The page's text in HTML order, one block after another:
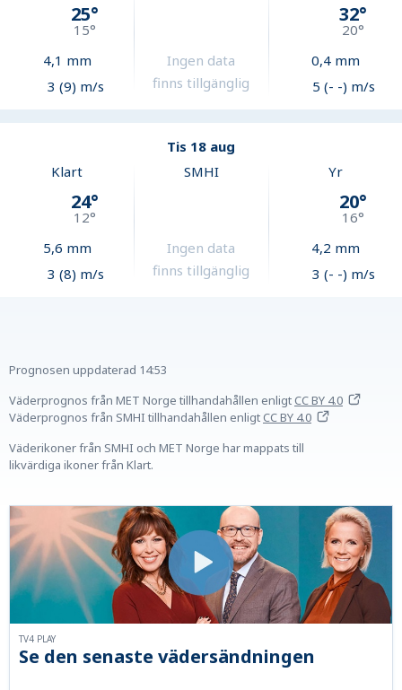
25°
15°
4,1 mm
3 (9) m/s
Ingen data
finns tillgänglig
32°
20°
0,4mm
5 (- -) m/s
Tis 18 aug
Klart
24°
12°
5,6 mm
3 (8) m/s
SMHI
Ingen data
finns tillgänglig
Yr
20°
16°
4,2 mm
3 (- -) m/s
Prognosen uppdaterad 14:53
Väderprognos från MET Norge tillhandahållen enligtCC BY 4.0
Väderprognos från SMHI tillhandahållen enligtCC BY 4.0
Väderikoner från SMHI och MET Norge har mappats till
likvärdiga ikoner från Klart.
Se den senaste vädersändningen
TV4 PLAY